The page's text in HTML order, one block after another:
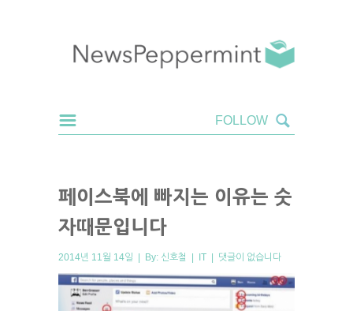
페이스북에 빠지는 이유는 숫
자때문입니다
2014년 11월 14일 | By: 신호철 | IT | 댓글이 없습니다